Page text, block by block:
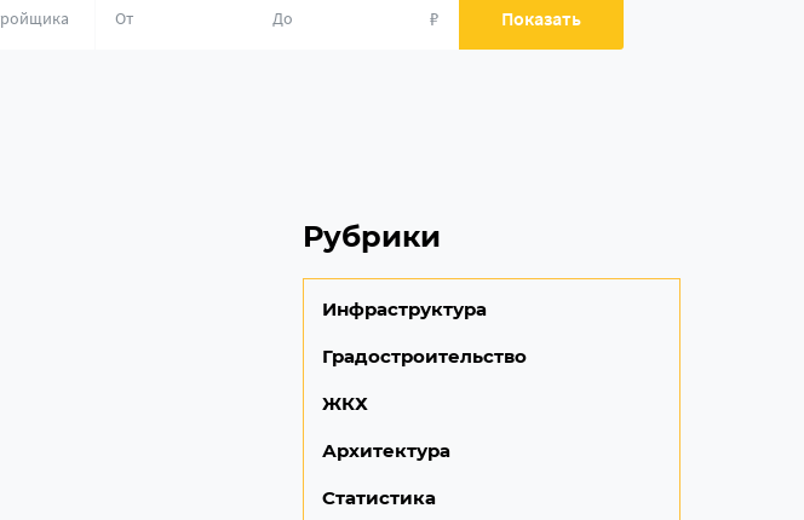
₽ Показать
Рубрики
Инфраструктура
Градостроительство
ЖКХ
Архитектура
Статистика